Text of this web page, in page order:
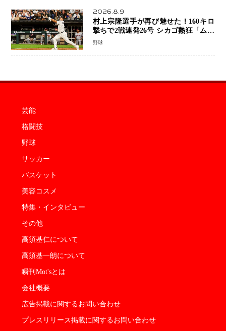
2026.8.9
村上宗隆選手が再び魅せた！160キロ
撃ちで2戦連発26号 シカゴ熱狂「ムネ
はスターだ」米ファンの人気も急上昇
野球
芸能
格闘技
野球
サッカー
バスケット
美容コスメ
特集・インタビュー
その他
高須基仁について
高須基一朗について
瞬刊Mot'sとは
会社概要
広告掲載に関するお問い合わせ
プレスリリース掲載に関するお問い合わせ